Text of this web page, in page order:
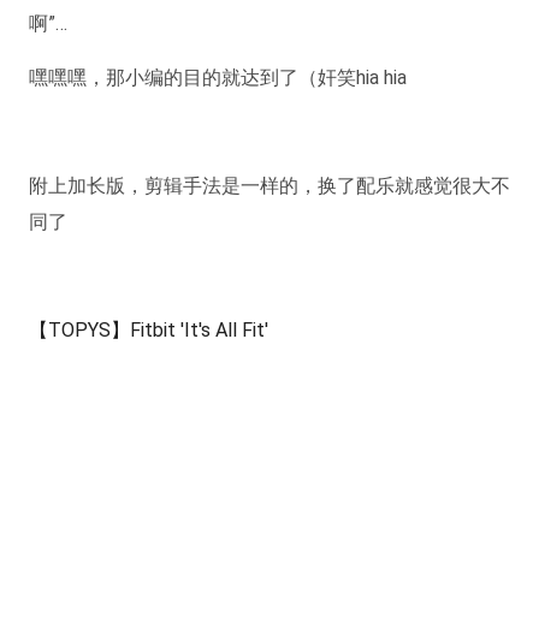
啊”…
嘿嘿嘿，那小编的目的就达到了（奸笑hia hia
附上加长版，剪辑手法是一样的，换了配乐就感觉很大不
同了
【TOPYS】Fitbit 'It's All Fit'